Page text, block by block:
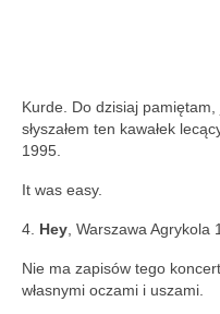
Kurde. Do dzisiaj
słyszałem ten kawałek
1995.
It was easy.
4. Hey , Warszawa Agrykola
Nie ma zapisów tego
własnymi oczami i uszami.